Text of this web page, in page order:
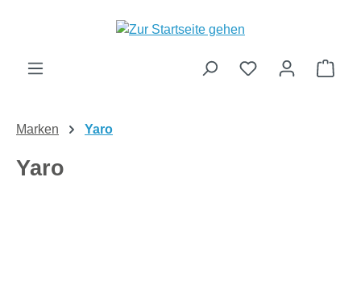
Zum Hauptinhalt springen
Marken Yaro
Yaro